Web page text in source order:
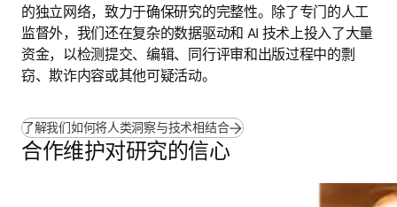
的独立网络，致力于确保研究的完整性。除了专门的人工
监督外，我们还在复杂的数据驱动和 AI 技术上投入了大量
资金，以检测提交、编辑、同行评审和出版过程中的剽
窃、欺诈内容或其他可疑活动。
了解我们如何将人类洞察与技术相结合
合作维护对研究的信心